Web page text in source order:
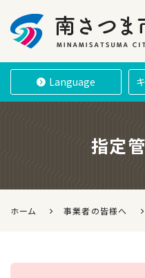
南さつま市
Language
指定
ホーム 事業者の皆様へ